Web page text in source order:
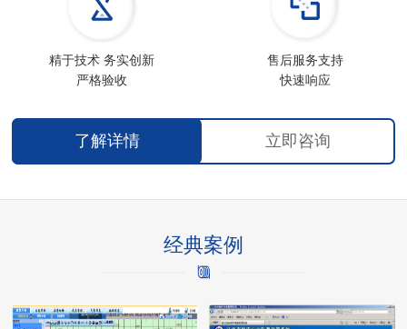
精于技术 务实创新
严格验收
售后服务支持
快速响应
了解详情 立即咨询
经典案例